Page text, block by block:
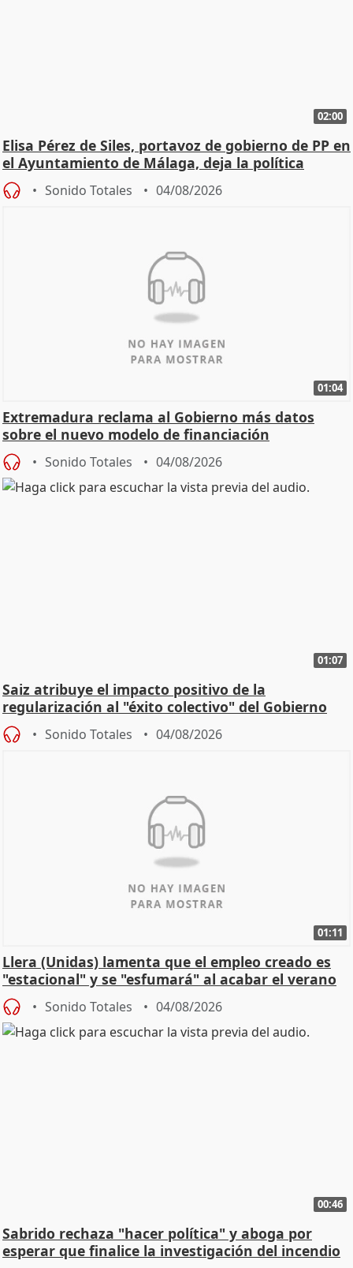
02:00
Elisa Pérez de Siles, portavoz de gobierno de PP en
el Ayuntamiento de Málaga, deja la política
Sonido Totales 04/08/2026
01:04
Extremadura reclama al Gobierno más datos
sobre el nuevo modelo de financiación
Sonido Totales 04/08/2026
01:07
Saiz atribuye el impacto positivo de la
regularización al "éxito colectivo" del Gobierno
Sonido Totales 04/08/2026
01:11
Llera (Unidas) lamenta que el empleo creado es
"estacional" y se "esfumará" al acabar el verano
Sonido Totales 04/08/2026
00:46
Sabrido rechaza "hacer política" y aboga por
esperar que finalice la investigación del incendio